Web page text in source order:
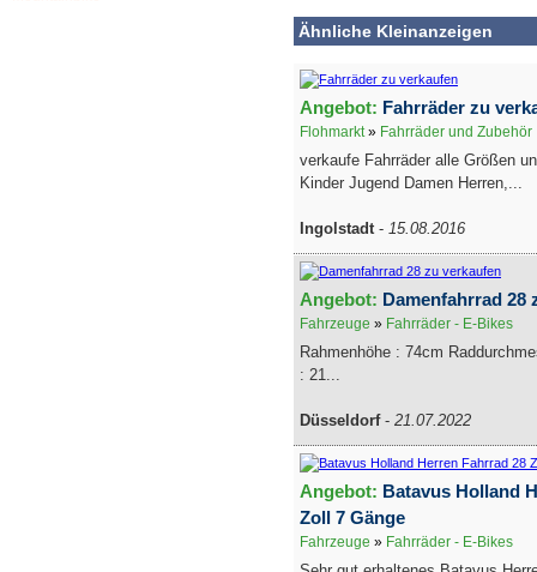
Ähnliche Kleinanzeigen
Angebot: Fahrräder zu
Flohmarkt» Fahrräder und Zubehör
verkaufe Fahrräder alle Größen
Kinder Jugend Damen Herren,...
Ingolstadt- 15.08.2016
Angebot: Damenfahrrad 28
Fahrzeuge » Fahrräder - E-Bikes
Rahmenhöhe : 74cm
: 21...
Düsseldorf- 21.07.2022
Angebot: Batavus Holland
Zoll 7 Gänge
Fahrzeuge » Fahrräder - E-Bikes